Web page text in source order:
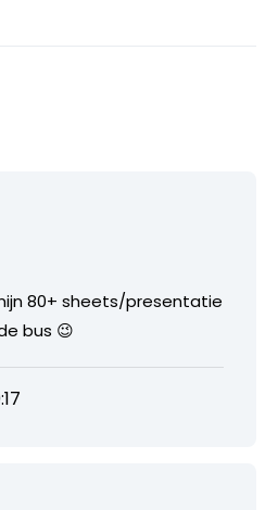
80+ sheets/presentatie
bus 😉